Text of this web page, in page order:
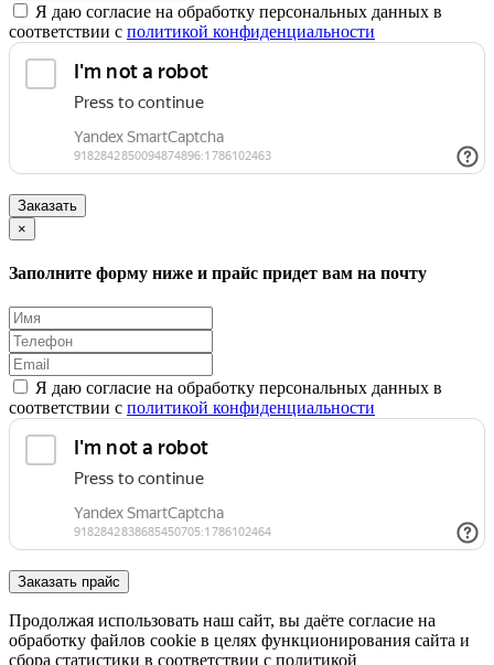
Я даю согласие на обработку персональных данных в
соответствии с политикой конфиденциальности
Заказать
×
Заполните форму ниже и прайс придет вам на почту
Я даю согласие на обработку персональных данных в
соответствии с политикой конфиденциальности
Заказать прайс
Продолжая использовать наш сайт, вы даёте согласие на
обработку файлов cookie в целях функционирования сайта и
сбора статистики в соответствии с политикой